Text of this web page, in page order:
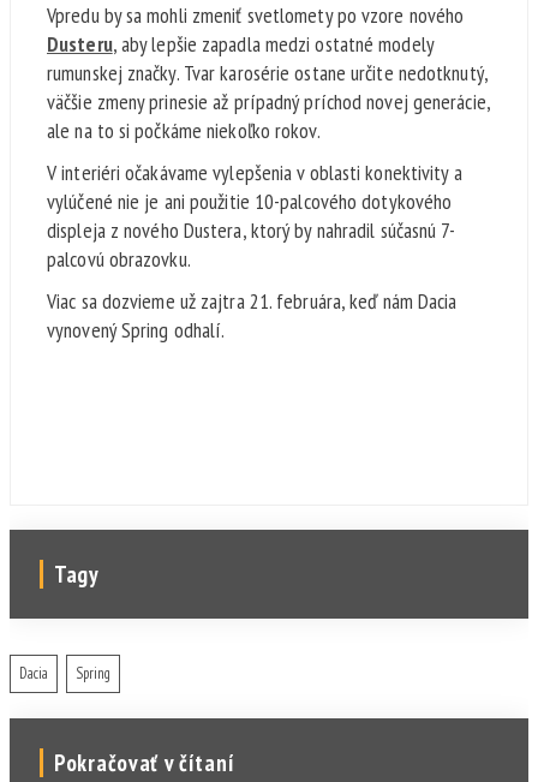
Vpredu by sa mohli zmeniť svetlomety po vzore nového
Dusteru, aby lepšie zapadla medzi ostatné modely
rumunskej značky. Tvar karosérie ostane určite nedotknutý,
väčšie zmeny prinesie až prípadný príchod novej generácie,
ale na to si počkáme niekoľko rokov.
V interiéri očakávame vylepšenia v oblasti konektivity a
vylúčené nie je ani použitie 10-palcového dotykového
displeja z nového Dustera, ktorý by nahradil súčasnú 7-
palcovú obrazovku.
Viac sa dozvieme už zajtra 21. februára, keď nám Dacia
vynovený Spring odhalí.
Tagy
Dacia Spring
Pokračovať v čítaní